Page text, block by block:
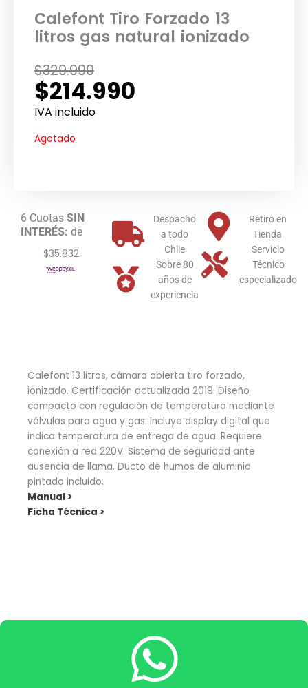
Calefont Tiro Forzado 13
litros gas natural ionizado
$329.990
El
precio
original
$329.990.
$214.990
El
precio
actual
$214.990.
IVA incluido
Agotado
6 Cuotas SIN
INTERÉS: de
$35.832
Despacho
a todo
Chile
Sobre 80
años de
experiencia
Retiro en
Tienda
Servicio
Técnico
especializado
Calefont 13 litros, cámara abierta tiro forzado,
ionizado. Certificación actualizada 2019. Diseño
compacto con regulación de temperatura mediante
válvulas para agua y gas. Incluye display digital que
indica temperatura de entrega de agua. Requiere
conexión a red 220V. Sistema de seguridad ante
ausencia de llama. Ducto de humos de aluminio
pintado incluido.
Manual >
Ficha Técnica >